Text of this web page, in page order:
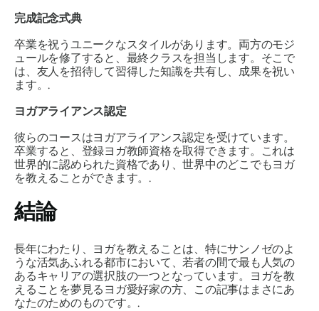
完成記念式典
卒業を祝うユニークなスタイルがあります。両方のモジ
ュールを修了すると、最終クラスを担当します。そこで
は、友人を招待して習得した知識を共有し、成果を祝い
ます。.
ヨガアライアンス認定
彼らのコースはヨガアライアンス認定を受けています。
卒業すると、登録ヨガ教師資格を取得できます。これは
世界的に認められた資格であり、世界中のどこでもヨガ
を教えることができます。.
結論
長年にわたり、ヨガを教えることは、特にサンノゼのよ
うな活気あふれる都市において、若者の間で最も人気の
あるキャリアの選択肢の一つとなっています。ヨガを教
えることを夢見るヨガ愛好家の方、この記事はまさにあ
なたのためのものです。.